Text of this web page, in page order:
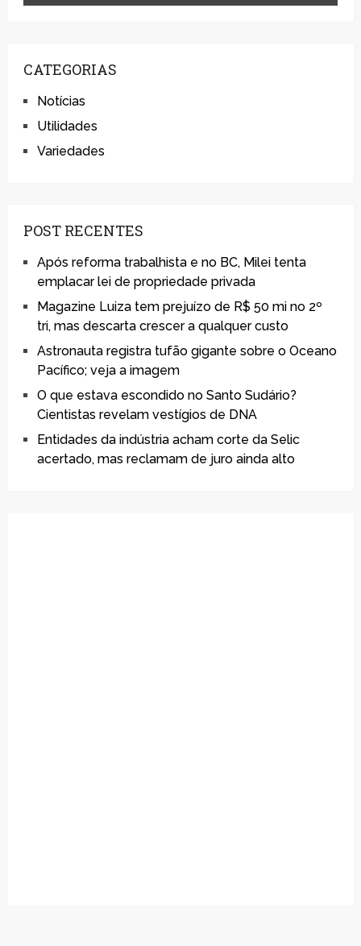
CATEGORIAS
Notícias
Utilidades
Variedades
POST RECENTES
Após reforma trabalhista e no BC, Milei tenta
emplacar lei de propriedade privada
Magazine Luiza tem prejuízo de R$ 50 mi no 2º
tri, mas descarta crescer a qualquer custo
Astronauta registra tufão gigante sobre o Oceano
Pacífico; veja a imagem
O que estava escondido no Santo Sudário?
Cientistas revelam vestígios de DNA
Entidades da indústria acham corte da Selic
acertado, mas reclamam de juro ainda alto